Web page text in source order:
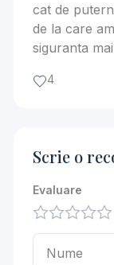
cat de
de la care
siguranta
4
Scrie o
Evaluare